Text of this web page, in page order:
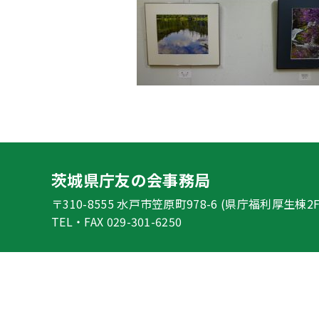
茨城県庁友の会事務局
〒310-8555 水戸市笠原町978-6 (県庁福利厚生棟
TEL・FAX 029-301-6250